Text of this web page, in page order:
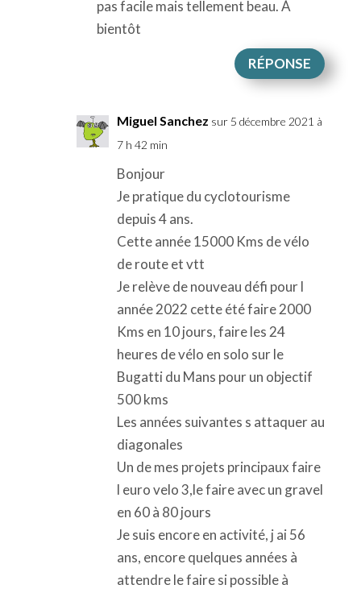
pas facile mais tellement beau. À
bientôt
RÉPONSE
Miguel Sanchez sur 5 décembre 2021 à
7 h 42 min
Bonjour
Je pratique du cyclotourisme
depuis 4 ans.
Cette année 15000 Kms de vélo
de route et vtt
Je relève de nouveau défi pour l
année 2022 cette été faire 2000
Kms en 10 jours, faire les 24
heures de vélo en solo sur le
Bugatti du Mans pour un objectif
500 kms
Les années suivantes s attaquer au
diagonales
Un de mes projets principaux faire
l euro velo 3,le faire avec un gravel
en 60 à 80 jours
Je suis encore en activité, j ai 56
ans, encore quelques années à
attendre le faire si possible à